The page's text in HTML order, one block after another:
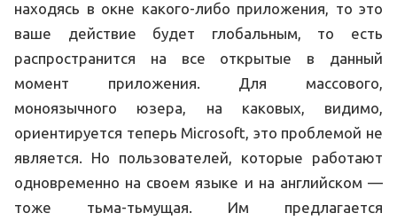
находясь в окне какого-либо приложения, то это
ваше действие будет глобальным, то есть
распространится на все открытые в данный
момент приложения. Для массового,
моноязычного юзера, на каковых, видимо,
ориентируется теперь Microsoft, это проблемой не
является. Но пользователей, которые работают
одновременно на своем языке и на английском —
тоже тьма-тьмущая. Им предлагается